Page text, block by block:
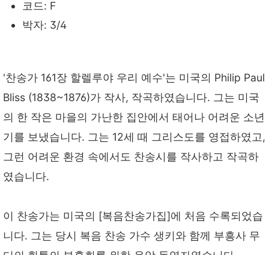
코드: F
박자: 3/4
'찬송가 161장 할렐루야 우리 예수'는 미국의 Philip Paul
Bliss (1838~1876)가 작사, 작곡하였습니다. 그는 미국
의 한 작은 마을의 가난한 집안에서 태어나 어려운 소년
기를 보냈습니다. 그는 12세 때 그리스도를 영접하였고,
그런 어려운 환경 속에서도 찬송시를 작사하고 작곡하
였습니다.
이 찬송가는 미국의 [복음찬송가집]에 처음 수록되었습
니다. 그는 당시 복음 찬송 가수 생키와 함께 부흥사 무